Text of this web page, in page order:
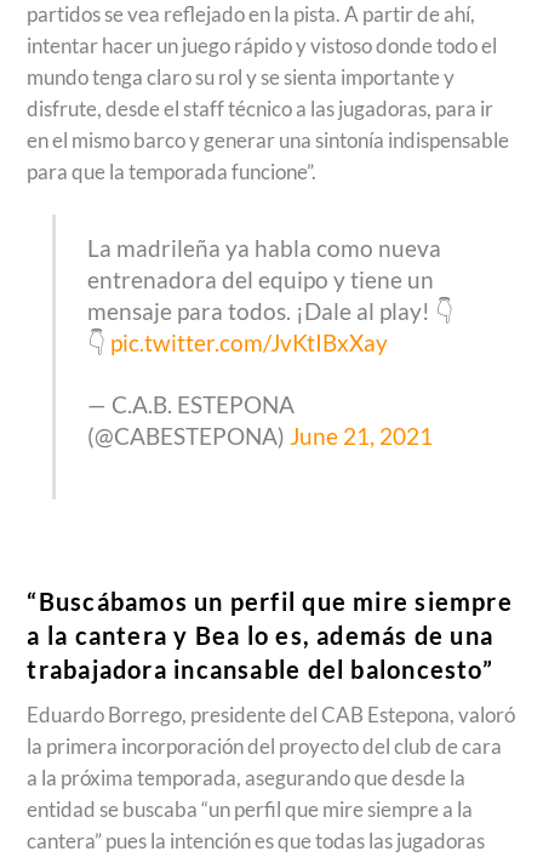
partidos se vea reflejado en la pista. A partir de ahí,
intentar hacer un juego rápido y vistoso donde todo el
mundo tenga claro su rol y se sienta importante y
disfrute, desde el staff técnico a las jugadoras, para ir
en el mismo barco y generar una sintonía indispensable
para que la temporada funcione”.
La madrileña ya habla como nueva
entrenadora del equipo y tiene un
mensaje para todos. ¡Dale al play! 👇
👇 pic.twitter.com/JvKtIBxXay
— C.A.B. ESTEPONA
(@CABESTEPONA) June 21, 2021
“Buscábamos un perfil que mire siempre
a la cantera y Bea lo es, además de una
trabajadora incansable del baloncesto”
Eduardo Borrego, presidente del CAB Estepona, valoró
la primera incorporación del proyecto del club de cara
a la próxima temporada, asegurando que desde la
entidad se buscaba “un perfil que mire siempre a la
cantera” pues la intención es que todas las jugadoras